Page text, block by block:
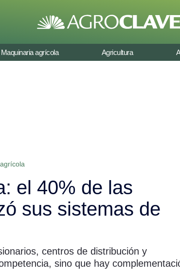
Maquinaria agrícola Agricultura
el 40% de las
sus sistemas de
centros de distribución y
sino que hay